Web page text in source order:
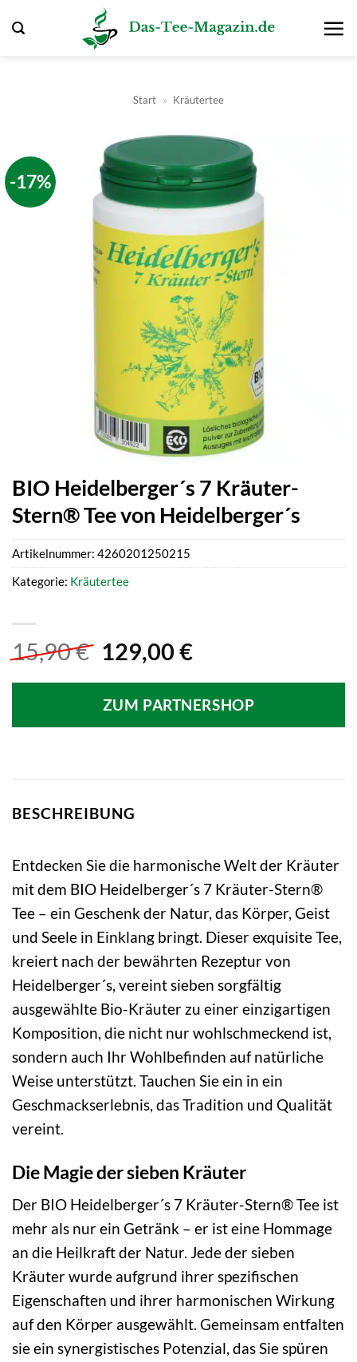
Inhalt
Start » Kräutertee
-17%
BIO Heidelberger´s 7 Kräuter-
Stern® Tee von Heidelberger´s
15,90€ Ursprünglicher
war:
15,90 €
129,00 €Aktueller
ist:
129,00 €.
ZUM PARTNERSHOP
Artikelnummer: 4260201250215
Kategorie: Kräutertee
BESCHREIBUNG
Entdecken Sie die harmonische Welt der Kräuter
mit dem BIO Heidelberger´s 7 Kräuter-Stern®
Tee – ein Geschenk der Natur, das Körper, Geist
und Seele in Einklang bringt. Dieser exquisite Tee,
kreiert nach der bewährten Rezeptur von
Heidelberger´s, vereint sieben sorgfältig
ausgewählte Bio-Kräuter zu einer einzigartigen
Komposition, die nicht nur wohlschmeckend ist,
sondern auch Ihr Wohlbefinden auf natürliche
Weise unterstützt. Tauchen Sie ein in ein
Geschmackserlebnis, das Tradition und Qualität
vereint.
Die Magie der sieben Kräuter
Der BIO Heidelberger´s 7 Kräuter-Stern® Tee ist
mehr als nur ein Getränk – er ist eine Hommage
an die Heilkraft der Natur. Jede der sieben
Kräuter wurde aufgrund ihrer spezifischen
Eigenschaften und ihrer harmonischen Wirkung
auf den Körper ausgewählt. Gemeinsam entfalten
sie ein synergistisches Potenzial, das Sie spüren